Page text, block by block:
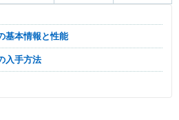
基本情報と性能
入手方法